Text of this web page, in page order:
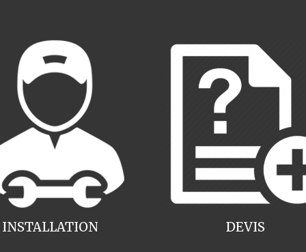
INSTALLATION DEVIS